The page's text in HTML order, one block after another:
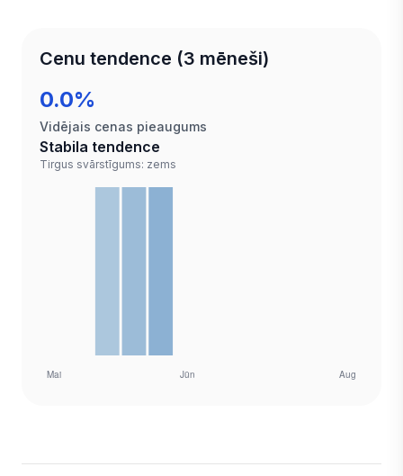
Cenu tendence (3 mēneši)
0.0%
Vidējais cenas pieaugums
Stabila tendence
Tirgus svārstīgums: zems